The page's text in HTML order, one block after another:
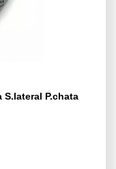
S.lateral P.chata